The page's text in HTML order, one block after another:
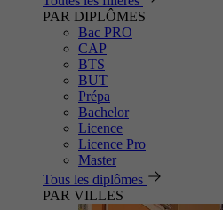
PAR DIPLÔMES
Bac PRO
CAP
BTS
BUT
Prépa
Bachelor
Licence
Licence Pro
Master
Tous les diplômes
PAR VILLES